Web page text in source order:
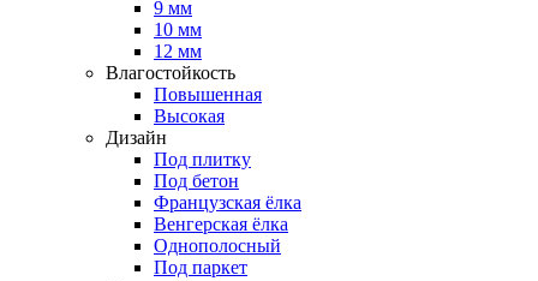
9 мм
10 мм
12 мм
Влагостойкость
Повышенная
Высокая
Дизайн
Под плитку
Под бетон
Французская ёлка
Венгерская ёлка
Однополосный
Под паркет